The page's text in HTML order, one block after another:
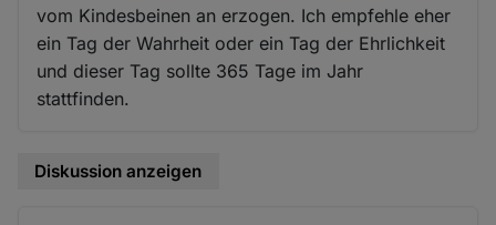
vom Kindesbeinen an erzogen. Ich empfehle eher
ein Tag der Wahrheit oder ein Tag der Ehrlichkeit
und dieser Tag sollte 365 Tage im Jahr
stattfinden.
Diskussion anzeigen